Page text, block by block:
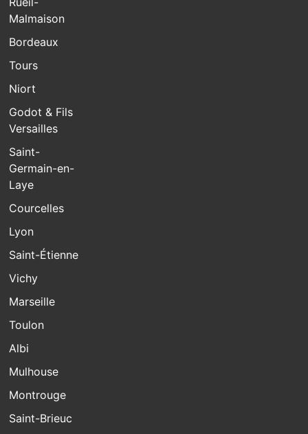
Malmaison
Bordeaux
Tours
Niort
Godot & Fils
Versailles
Saint-
Germain-en-
Laye
Courcelles
Lyon
Saint-Étienne
Vichy
Marseille
Toulon
Albi
Mulhouse
Montrouge
Saint-Brieuc